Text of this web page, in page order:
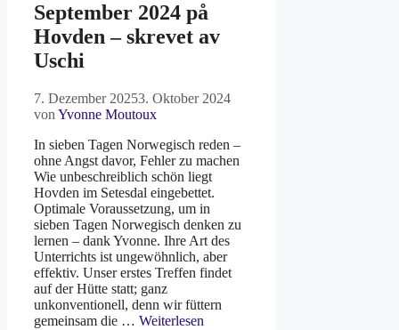
September 2024 på
Hovden – skrevet av
Uschi
7. Dezember 20253. Oktober 2024
von Yvonne Moutoux
In sieben Tagen Norwegisch reden –
ohne Angst davor, Fehler zu machen
Wie unbeschreiblich schön liegt
Hovden im Setesdal eingebettet.
Optimale Voraussetzung, um in
sieben Tagen Norwegisch denken zu
lernen – dank Yvonne. Ihre Art des
Unterrichts ist ungewöhnlich, aber
effektiv. Unser erstes Treffen findet
auf der Hütte statt; ganz
unkonventionell, denn wir füttern
gemeinsam die … Weiterlesen